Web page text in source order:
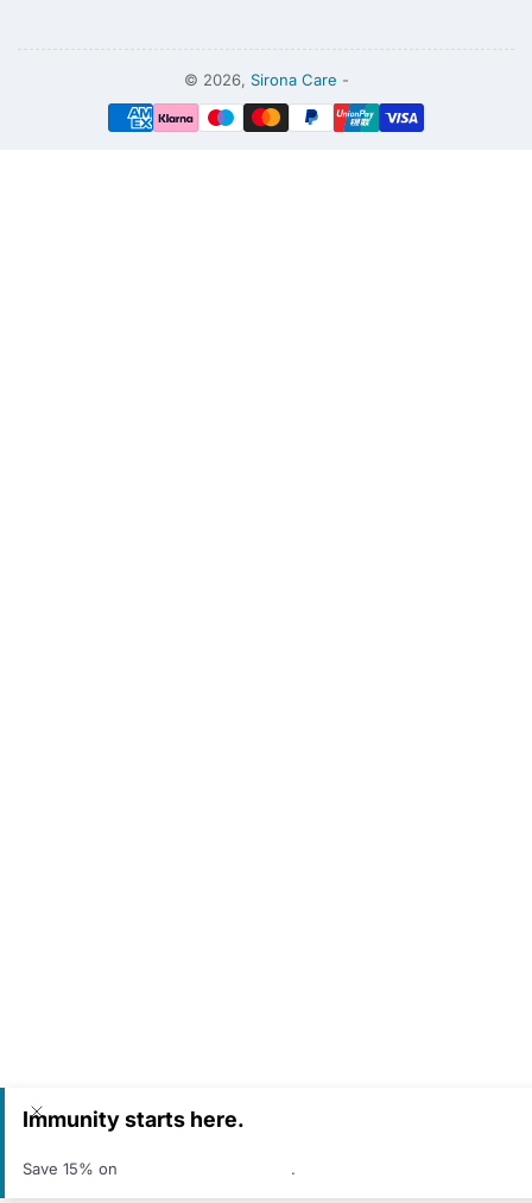
© 2026, Sirona Care -
Modalidades
de
Immunity starts here.
Save 15% on .